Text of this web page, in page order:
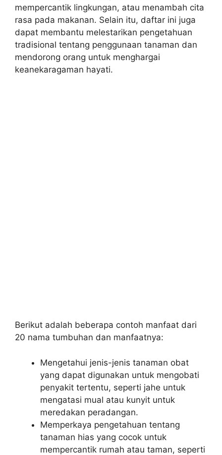
mempercantik lingkungan, atau menambah cita
rasa pada makanan. Selain itu, daftar ini juga
dapat membantu melestarikan pengetahuan
tradisional tentang penggunaan tanaman dan
mendorong orang untuk menghargai
keanekaragaman hayati.
Berikut adalah beberapa contoh manfaat dari
20 nama tumbuhan dan manfaatnya:
Mengetahui jenis-jenis tanaman obat
yang dapat digunakan untuk mengobati
penyakit tertentu, seperti jahe untuk
mengatasi mual atau kunyit untuk
meredakan peradangan.
Memperkaya pengetahuan tentang
tanaman hias yang cocok untuk
mempercantik rumah atau taman, seperti